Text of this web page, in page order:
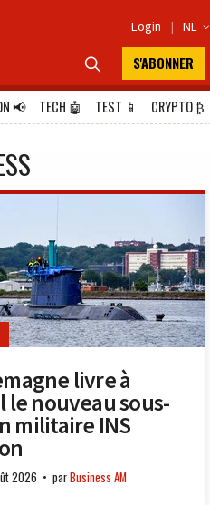
Login | NL 
 S'ABONNER
📢 TECH 🤖 TEST 📱 CRYPTO₿
livre à
le nouveau sous-
militaire INS
2026 parBusiness AM